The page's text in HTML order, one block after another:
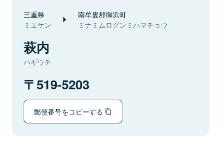
三重県
ミエケン
南牟婁郡御浜町
ミナミムログンミハマチョウ
萩内
ハギウチ
519-5203
郵便番号をコピーする